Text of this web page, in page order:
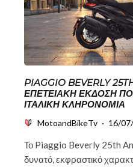
PIAGGIO BEVERLY
ΕΠΕΤΕΙΑΚΉ ΈΚΔΟΣΗ
ΙΤΑΛΙΚΉ ΚΛΗΡΟΝΟΜΙΆ
MotoandBikeTv · 16/
Το Piaggio Beverly 25th
δυνατό, εκφραστικό